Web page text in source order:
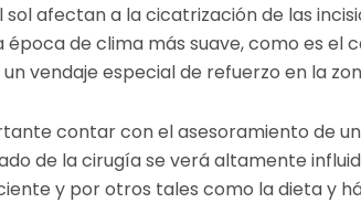
afectan a la cicatrización de las
de clima más suave, como es el
vendaje especial de refuerzo en la
contar con el asesoramiento de
de la cirugía se verá altamente
y por otros tales como la dieta y